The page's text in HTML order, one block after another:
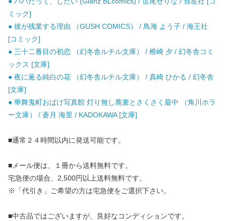
ミック]
● 彼が残業する理由 （GUSH COMICS） / 鳥海 よう子 / 海王社
[コミック]
● 三十二番目の初恋 （幻冬舎ルチル文庫） / 椎崎 夕 / 幻冬舎コミ
ックス [文庫]
● 夜に薫る純白の花 （幻冬舎ルチル文庫） / 真崎 ひかる / 幻冬舎
[文庫]
● 華舞鬼町おばけ写真館 灯り無し蕎麦とさくさく最中 （角川ホラ
ー文庫） / 蒼月 海里 / KADOKAWA [文庫]
■通常２４時間以内に発送可能です。
■メール便は、１冊から送料無料です。
宅急便の場合、2,500円以上送料無料です。
※「代引き」ご希望の方は宅急便をご選択下さい。
■中古品ではございますが、良好なコンディションです。